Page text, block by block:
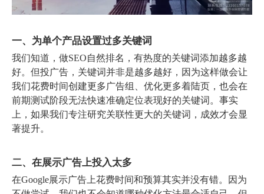
一、为单个产品设置过多关键词
我们知道，做SEO自然排名，有热度的关键词添加越多越
好。但投广告，关键词并非是越多越好，因为这样做会让
我们花费时间创建更多广告组、优化更多着陆页，也会在
前期测试阶段无法快速准确定位表现好的关键词。事实
上，如果我们专注研究关联性更大的关键词，成效才会显
著提升。
二、在展示广告上投入太多
在Google展示广告上花费时间和预算其实并没有错。因为